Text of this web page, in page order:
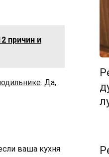
причин и
. Да,
ваша кухня